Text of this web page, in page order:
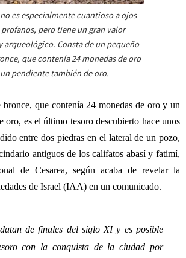
es especialmente cuantioso a ojos
profanos, pero tiene un gran valor
arqueológico. Consta de un pequeño
que contenía 24 monedas de oro
pendiente también de oro.
que contenía 24 monedas de oro y un
oro, es el último tesoro descubierto hace unos
entre dos piedras en el lateral de un pozo,
antiguos de los califatos abasí y fatimí,
de Cesarea, según acaba de revelar la
de Israel (IAA) en un comunicado.
de finales del siglo XI y es posible
con la conquista de la ciudad por